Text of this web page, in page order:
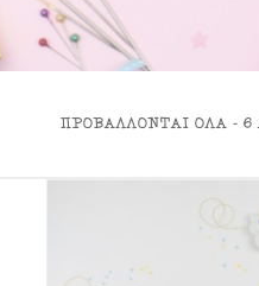
ΠΡΟΒΆΛΛΟΝΤΑΙ ΌΛΑ -